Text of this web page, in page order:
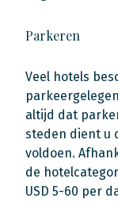
Parkeren
Veel hotels
altijd dat
steden dient u
voldoen.
de
USD 5-60 per